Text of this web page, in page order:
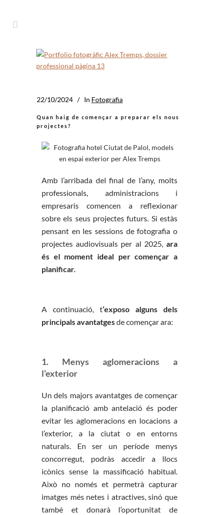
22/10/2024 In Fotografia
Quan haig de començar a preparar els nous
projectes?
Amb l’arribada del final de l’any, molts
professionals, administracions i
empresaris comencen a reflexionar
sobre els seus projectes futurs. Si estàs
pensant en les sessions de fotografia o
projectes audiovisuals per al 2025, ara
és el moment ideal per començar a
planificar.
A continuació, t‘exposo alguns dels
principals avantatgesde començar ara:
1. Menys aglomeracions a
l’exterior
Un dels majors avantatges de començar
la planificació amb antelació és poder
evitar les aglomeracions en locacions a
l’exterior, a la ciutat o en entorns
naturals. En ser un període menys
concorregut, podràs accedir a llocs
icònics sense la massificació habitual.
Això no només et permetrà capturar
imatges més netes i atractives, sinó que
també et donarà l’oportunitat de